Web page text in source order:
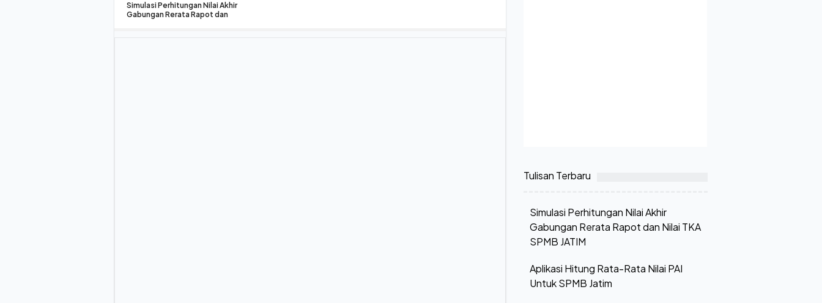
Simulasi Perhitungan Nilai Akhir
Gabungan Rerata Rapot dan
Tulisan Terbaru
Simulasi Perhitungan Nilai Akhir
Gabungan Rerata Rapot dan Nilai TKA
SPMB JATIM
Aplikasi Hitung Rata-Rata Nilai PAI
Untuk SPMB Jatim